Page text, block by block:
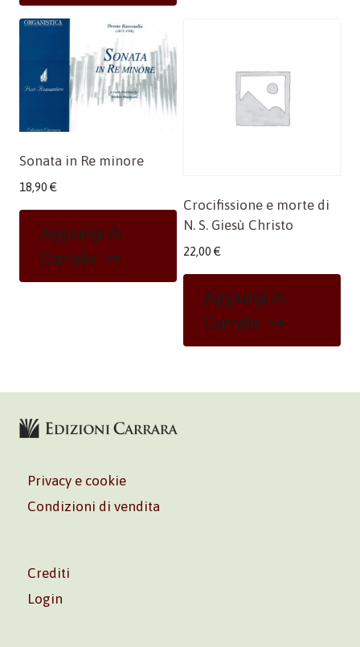
Sonata in Re minore
18,90 €
Aggiungi Al
Carrello
Crocifissione e morte di
N. S. Giesù Christo
22,00 €
Aggiungi Al
Carrello
Privacy e cookie
Condizioni di vendita
Crediti
Login